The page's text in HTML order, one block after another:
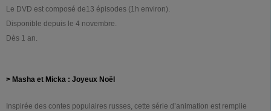
Le DVD est composé de13 épisodes (1h environ).
Disponible depuis le 4 novembre.
Dès 1 an.
> Masha et Micka : Joyeux Noël
Inspirée des contes populaires russes, cette série d’animation est remplie